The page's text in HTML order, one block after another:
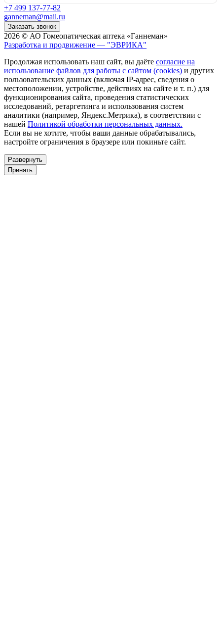
+7 499 137-77-82
ganneman@mail.ru
Заказать звонок
2026 © АО Гомеопатическая аптека «Ганнеман»
Разработка и продвижение — "ЭВРИКА"
Продолжая использовать наш сайт, вы даёте согласие на
использование файлов для работы с сайтом (cookies) и других
пользовательских данных (включая IP-адрес, сведения о
местоположении, устройстве, действиях на сайте и т. п.) для
функционирования сайта, проведения статистических
исследований, ретаргетинга и использования систем
аналитики (например, Яндекс.Метрика), в соответствии с
нашей Политикой обработки персональных данных.
Если вы не хотите, чтобы ваши данные обрабатывались,
настройте ограничения в браузере или покиньте сайт.
Развернуть
Принять